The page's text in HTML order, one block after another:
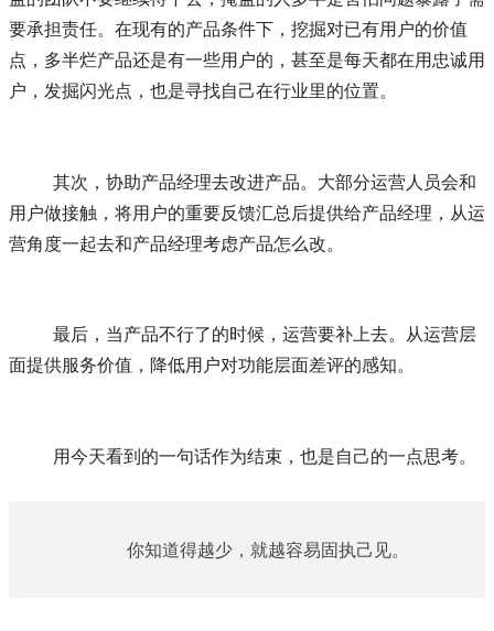
要承担责任。在现有的产品条件下，挖掘对已有用户的价值
点，多半烂产品还是有一些用户的，甚至是每天都在用忠诚用
户，发掘闪光点，也是寻找自己在行业里的位置。
用户做接触，将用户的重要反馈汇总后提供给产品经理，从运
营角度一起去和产品经理考虑产品怎么改。
面提供服务价值，降低用户对功能层面差评的感知。
	用今天看到的一句话作为结束，也是自己的一点思考。
你知道得越少，就越容易固执己见。